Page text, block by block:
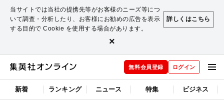
当サイトでは当社の提携先等がお客様のニーズ等につ
いて調査・分析したり、お客様にお勧めの広告を表示
する目的で Cookie を使用する場合があります。
詳しくはこちら
×
無料会員登録 ログイン
新着 ランキング ニュース 特集 ビジネス